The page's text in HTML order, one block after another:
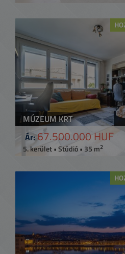
MÚZEUM KRT
Ár:67.500.000 HUF
5. kerület • Stúdió • 35 m2